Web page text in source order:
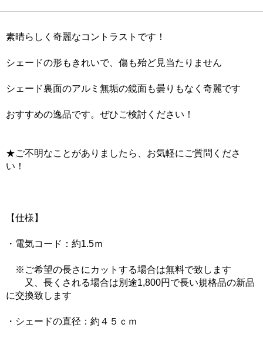
素晴らしく奇麗なコントラストです！
シェードの形もきれいで、傷も殆ど見当たりません
シェード裏面のアルミ無垢の鏡面も曇りもなく奇麗です
おすすめの逸品です。ぜひご検討ください！
★ご不明なことがありましたら、お気軽にご質問くださ
い！
【仕様】
・電気コード：約1.5ｍ
※ご希望の長さにカットする場合は無料で致します
又、長くされる場合は別途1,800円で長い規格品の新品
に交換致します
・シェードの直径：約４５ｃｍ